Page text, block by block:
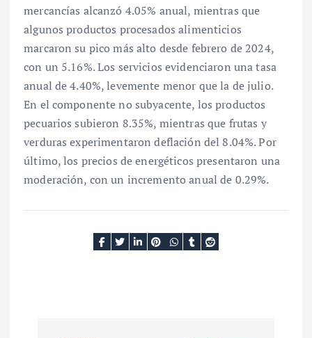
mercancías alcanzó 4.05% anual, mientras que
algunos productos procesados alimenticios
marcaron su pico más alto desde febrero de 2024,
con un 5.16%. Los servicios evidenciaron una tasa
anual de 4.40%, levemente menor que la de julio.
En el componente no subyacente, los productos
pecuarios subieron 8.35%, mientras que frutas y
verduras experimentaron deflación del 8.04%. Por
último, los precios de energéticos presentaron una
moderación, con un incremento anual de 0.29%.